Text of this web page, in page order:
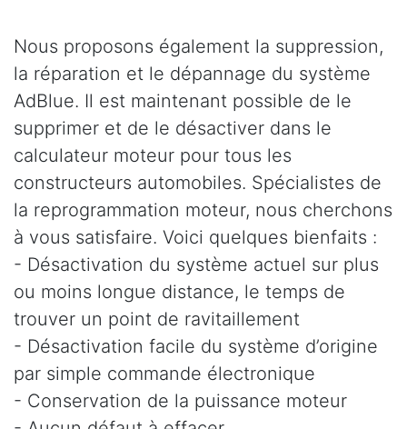
Nous proposons également la suppression,
la réparation et le dépannage du système
AdBlue. Il est maintenant possible de le
supprimer et de le désactiver dans le
calculateur moteur pour tous les
constructeurs automobiles. Spécialistes de
la reprogrammation moteur, nous cherchons
à vous satisfaire. Voici quelques bienfaits :
- Désactivation du système actuel sur plus
ou moins longue distance, le temps de
trouver un point de ravitaillement
- Désactivation facile du système d’origine
par simple commande électronique
- Conservation de la puissance moteur